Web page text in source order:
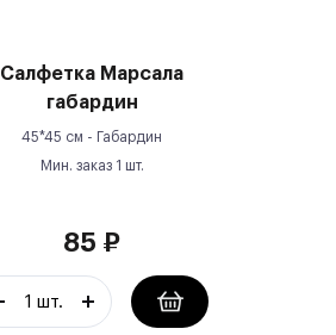
Салфетка Марсала
габардин
45*45 см - Габардин
Мин. заказ 1 шт.
85 ₽